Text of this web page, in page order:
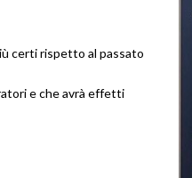
certi rispetto al passato
e che avrà effetti